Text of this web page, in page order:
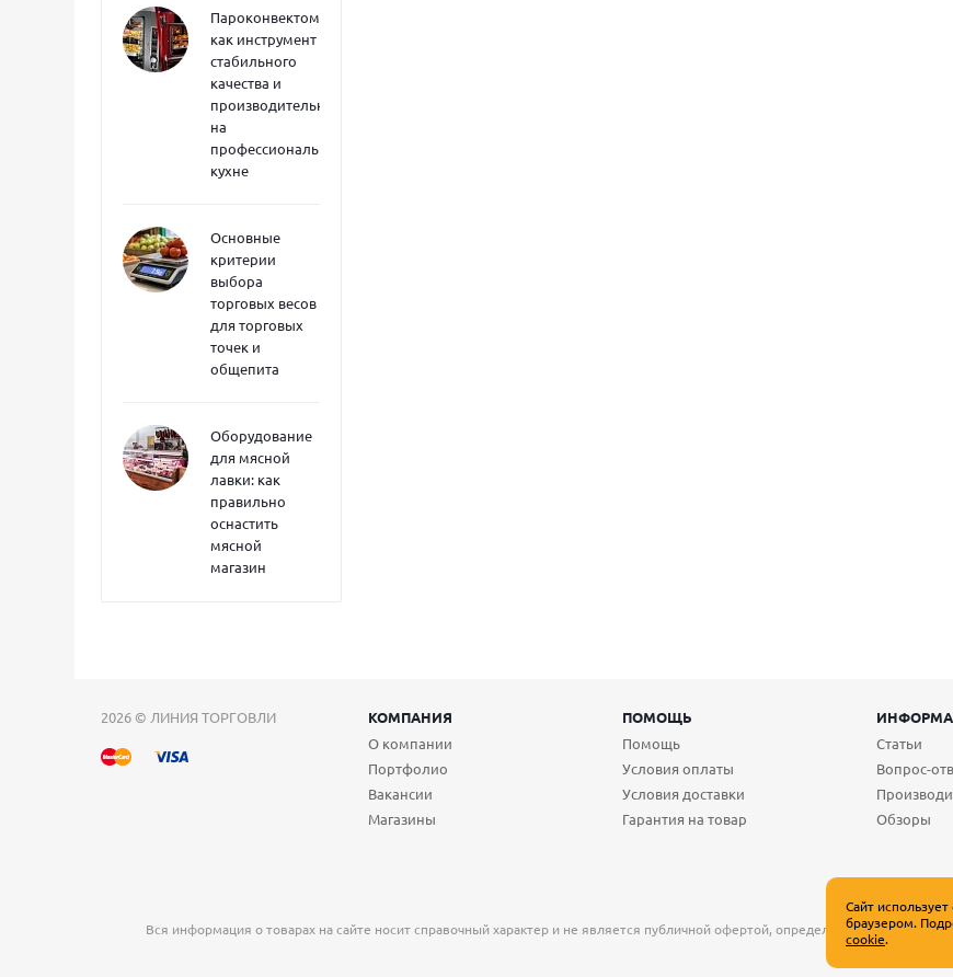
Пароконвектоматы
как инструмент
стабильного
качества и
производительности
на
профессиональной
кухне
Основные
критерии
выбора
торговых весов
для торговых
точек и
общепита
Оборудование
для мясной
лавки: как
правильно
оснастить
мясной
магазин
2026 © ЛИНИЯ ТОРГОВЛИ КОМПАНИЯ ПОМОЩЬ
О компании
Портфолио
Вакансии
Магазины
Помощь
Условия оплаты
Условия доставки
Гарантия на товар
Статьи
Вопрос-
Обзоры
Вся информация о товарах на сайте носит справочный характер и не является публичной офертой, определяемой
Сайт
браузером.
cookie.